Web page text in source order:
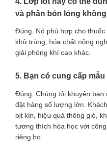
và phân bón lỏng
Đúng. Nó phù hợp cho
khử trùng, hóa chất nông
giải phóng khí cao khác.
5. Bạn có cung cấp
Đúng. Chúng tôi khuyên
đặt hàng số lượng lớn.
bịt kín, hiệu quả thông gió,
tương thích hóa học với
riêng họ.